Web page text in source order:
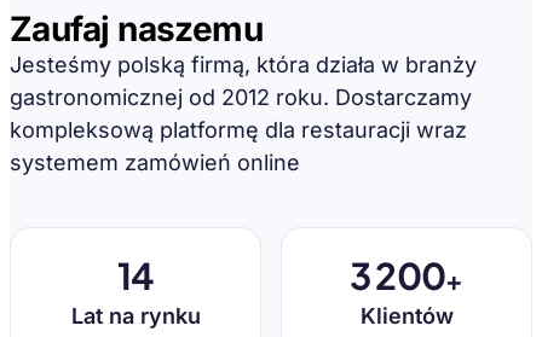
Zaufaj naszemu
Jesteśmy polską firmą, która działa w branży
gastronomicznej od 2012 roku. Dostarczamy
kompleksową platformę dla restauracji wraz
systemem zamówień online
14
Lat na rynku
3 200+
Klientów